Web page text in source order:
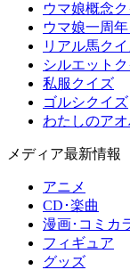
ウマ娘概念
ウマ娘一周
リアル馬ク
シルエット
私服クイズ
ゴルシクイズ
わたしのア
メディア最新情報
アニメ
CD･楽曲
漫画･コミカ
フィギュア
グッズ